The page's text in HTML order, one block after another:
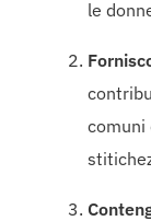
le
comuni